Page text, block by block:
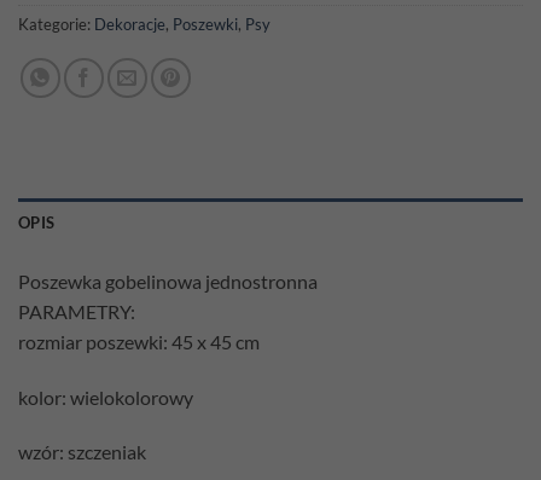
Kategorie: Dekoracje, Poszewki, Psy
OPIS
Poszewka gobelinowa jednostronna
PARAMETRY:
rozmiar poszewki: 45 x 45 cm
kolor: wielokolorowy
wzór: szczeniak